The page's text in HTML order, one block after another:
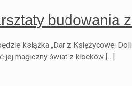
budowania
książka „Dar z Księżycowej
jej magiczny świat z klocków […]